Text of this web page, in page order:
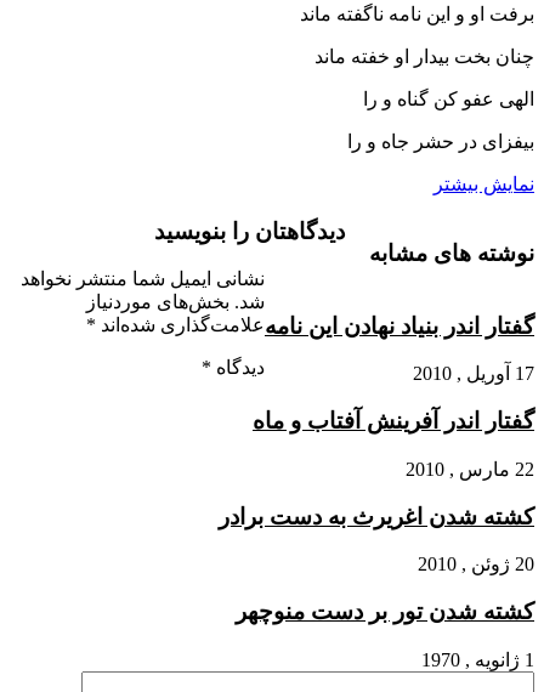
برفت او و این نامه ناگفته ماند
چنان بخت بیدار او خفته ماند
الهى عفو کن گناه و را
بیفزاى در حشر جاه و را
نمایش بیشتر
نوشته های مشابه
گفتار اندر بنیاد نهادن این نامه‏
17 آوریل , 2010
گفتار اندر آفرینش آفتاب‏ و ماه
22 مارس , 2010
کشته شدن اغریرث به دست برادر
20 ژوئن , 2010
کشته شدن تور بر دست منوچهر
1 ژانویه , 1970
دیدگاهتان را بنویسید
نشانی ایمیل شما منتشر نخواهد
شد. بخش‌های موردنیاز
علامت‌گذاری شده‌اند *
دیدگاه *